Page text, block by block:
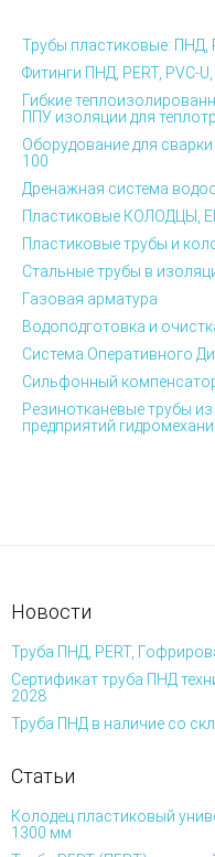
Трубы пластиковые: ПНД,
Фитинги ПНД, PERT, PVC-
Гибкие
ППУ изоляции для
Оборудование для
100
Дренажная система
Пластиковые КОЛОДЦЫ,
Пластиковые трубы и
Стальные трубы в
Газовая арматура
Водоподготовка и
Система Оперативного
Сильфонный
Резинотканевые трубы
предприятий
Новости
Труба ПНД, PERT,
Сертификат труба ПНД
2028
Труба ПНД в наличие со
Статьи
Колодец пластиковый
1300 мм